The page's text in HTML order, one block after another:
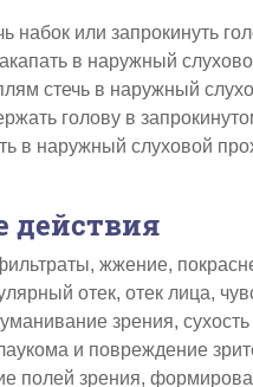
набок или запрокинуть
в наружный
стечь в наружный
голову в
в наружный слуховой
действия
жжение,
отек, отек лица,
зрения, сухость
и повреждение
полей зрения,